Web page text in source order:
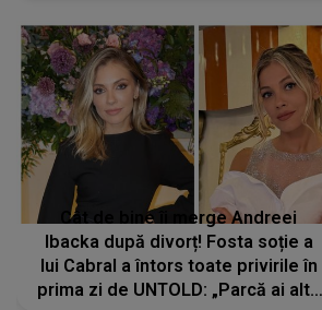
Cât de bine îi merge Andreei
Ibacka după divorț! Fosta soție a
lui Cabral a întors toate privirile în
prima zi de UNTOLD: „Parcă ai altă